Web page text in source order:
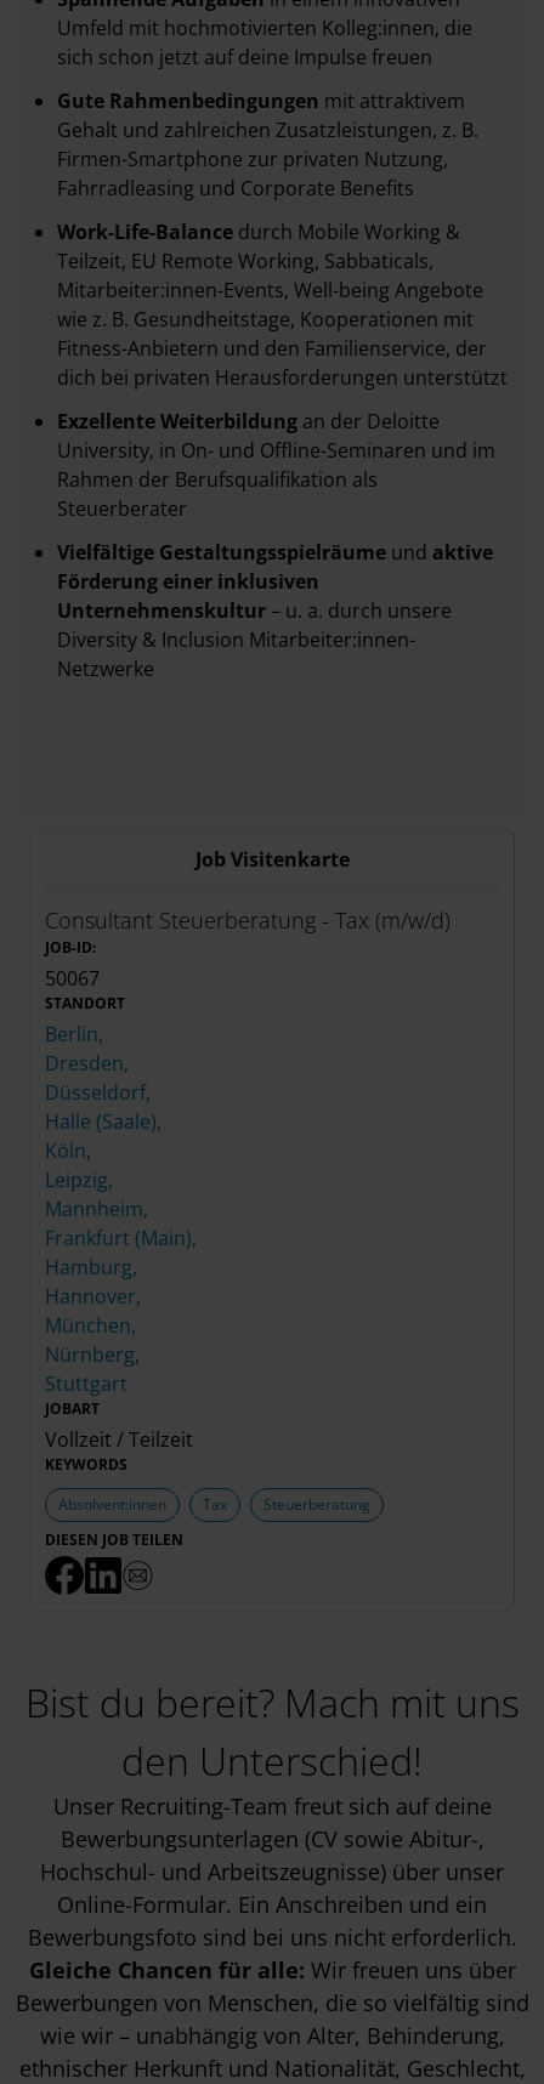
Umfeld mit hochmotivierten Kolleg:innen, die
sich schon jetzt auf deine Impulse freuen
Gute Rahmenbedingungen mit attraktivem
Gehalt und zahlreichen Zusatzleistungen, z. B.
Firmen-Smartphone zur privaten Nutzung,
Fahrradleasing und Corporate Benefits
Work-Life-Balance durch Mobile Working &
Teilzeit, EU Remote Working, Sabbaticals,
Mitarbeiter:innen-Events, Well-being Angebote
wie z. B. Gesundheitstage, Kooperationen mit
Fitness-Anbietern und den Familienservice, der
dich bei privaten Herausforderungen unterstützt
Exzellente Weiterbildung an der Deloitte
University, in On- und Offline-Seminaren und im
Rahmen der Berufsqualifikation als
Steuerberater
Vielfältige Gestaltungsspielräume und aktive
Förderung einer inklusiven
Unternehmenskultur – u. a. durch unsere
Diversity & Inclusion Mitarbeiter:innen-
Netzwerke
Job Visitenkarte
Consultant Steuerberatung - Tax (m/w/d)
JOB-ID:
50067
STANDORT
Berlin,
Dresden,
Düsseldorf,
Halle (Saale),
Köln,
Leipzig,
Mannheim,
Frankfurt (Main),
Hamburg,
Hannover,
München,
Nürnberg,
Stuttgart
JOBART
Vollzeit / Teilzeit
KEYWORDS
Absolvent:innen
Tax
Steuerberatung
DIESEN JOB TEILEN
Bist du bereit? Mach mit uns
den Unterschied!
Unser Recruiting-Team freut sich auf deine
Bewerbungsunterlagen (CV sowie Abitur-,
Hochschul- und Arbeitszeugnisse) über unser
Online-Formular. Ein Anschreiben und ein
Bewerbungsfoto sind bei uns nicht erforderlich.
Gleiche Chancen für alle: Wir freuen uns über
Bewerbungen von Menschen, die so vielfältig sind
wie wir – unabhängig von Alter, Behinderung,
ethnischer Herkunft und Nationalität, Geschlecht,